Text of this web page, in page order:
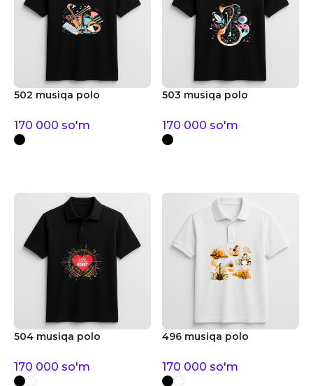
502 musiqa polo
170 000 so'm
503 musiqa polo
170 000 so'm
504 musiqa polo
170 000 so'm
496 musiqa polo
170 000 so'm